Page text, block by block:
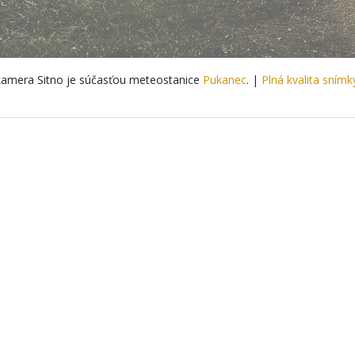
Sitno je súčasťou meteostanice Pukanec. | Plná kvalita